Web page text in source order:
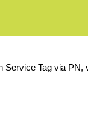
Tag via PN,